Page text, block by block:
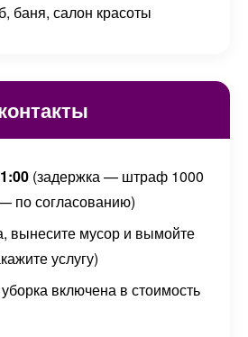
баня, салон красоты
(задержка — штраф 1000
по согласованию)
вынесите мусор и вымойте
услугу)
включена в стоимость